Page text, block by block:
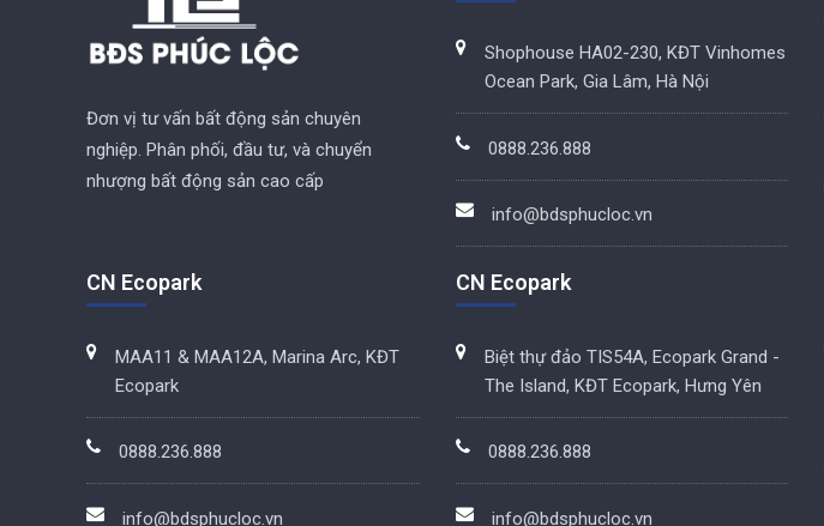
Đơn vị tư vấn bất động sản chuyên
nghiệp. Phân phối, đầu tư, và chuyển
nhượng bất động sản cao cấp
Shophouse HA02-230, KĐT Vinhomes
Ocean Park, Gia Lâm, Hà Nội
0888.236.888
info@bdsphucloc.vn
CN Ecopark
MAA11 & MAA12A, Marina Arc, KĐT
Ecopark
0888.236.888
info@bdsphucloc.vn
CN Ecopark
Biệt thự đảo TIS54A, Ecopark Grand -
The Island, KĐT Ecopark, Hưng Yên
0888.236.888
info@bdsphucloc.vn